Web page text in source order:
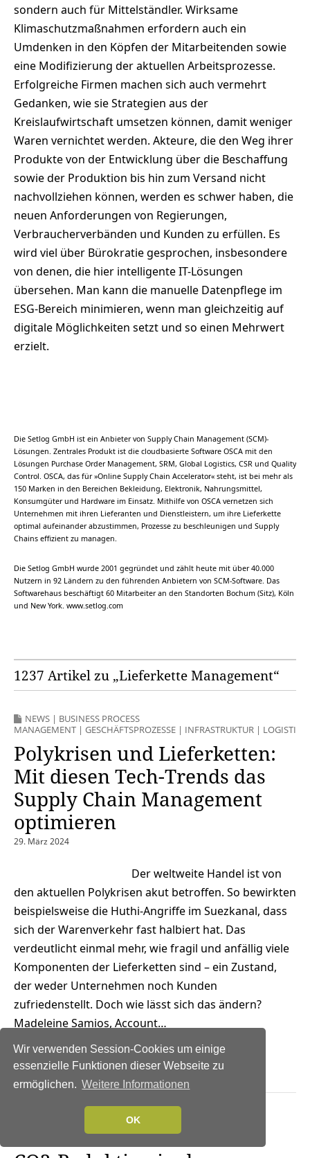
Wir verwenden Session-Cookies um einige
essenzielle Funktionen dieser Webseite zu
ermöglichen. Weitere Informationen
OK
sondern auch für Mittelständler. Wirksame
Klimaschutzmaßnahmen erfordern auch ein
Umdenken in den Köpfen der Mitarbeitenden sowie
eine Modifizierung der aktuellen Arbeitsprozesse.
Erfolgreiche Firmen machen sich auch vermehrt
Gedanken, wie sie Strategien aus der
Kreislaufwirtschaft umsetzen können, damit weniger
Waren vernichtet werden. Akteure, die den Weg ihrer
Produkte von der Entwicklung über die Beschaffung
sowie der Produktion bis hin zum Versand nicht
nachvollziehen können, werden es schwer haben, die
neuen Anforderungen von Regierungen,
Verbraucherverbänden und Kunden zu erfüllen. Es
wird viel über Bürokratie gesprochen, insbesondere
von denen, die hier intelligente IT-Lösungen
übersehen. Man kann die manuelle Datenpflege im
ESG-Bereich minimieren, wenn man gleichzeitig auf
digitale Möglichkeiten setzt und so einen Mehrwert
erzielt.
Die Setlog GmbH ist ein Anbieter von Supply Chain Management (SCM)-
Lösungen. Zentrales Produkt ist die cloudbasierte Software OSCA mit den
Lösungen Purchase Order Management, SRM, Global Logistics, CSR und Quality
Control. OSCA, das für »Online Supply Chain Accelerator« steht, ist bei mehr als
150 Marken in den Bereichen Bekleidung, Elektronik, Nahrungsmittel,
Konsumgüter und Hardware im Einsatz. Mithilfe von OSCA vernetzen sich
Unternehmen mit ihren Lieferanten und Dienstleistern, um ihre Lieferkette
optimal aufeinander abzustimmen, Prozesse zu beschleunigen und Supply
Chains effizient zu managen.
Die Setlog GmbH wurde 2001 gegründet und zählt heute mit über 40.000
Nutzern in 92 Ländern zu den führenden Anbietern von SCM-Software. Das
Softwarehaus beschäftigt 60 Mitarbeiter an den Standorten Bochum (Sitz), Köln
und New York. www.setlog.com
1237 Artikel zu „Lieferkette Management“
NEWS | BUSINESS PROCESS
MANAGEMENT | GESCHÄFTSPROZESSE | INFRASTRUKTUR | LOGISTIK
Polykrisen und Lieferketten:
Mit diesen Tech-Trends das
Supply Chain Management
optimieren
29. März 2024
Der weltweite Handel ist von
den aktuellen Polykrisen akut betroffen. So bewirkten
beispielsweise die Huthi-Angriffe im Suezkanal, dass
sich der Warenverkehr fast halbiert hat. Das
verdeutlicht einmal mehr, wie fragil und anfällig viele
Komponenten der Lieferketten sind – ein Zustand,
der weder Unternehmen noch Kunden
zufriedenstellt. Doch wie lässt sich das ändern?
Madeleine Samios, Account…
Weiterlesen →
FAVORITEN DER
NACHHALTIGKEIT|PRODUKTMELDUNG